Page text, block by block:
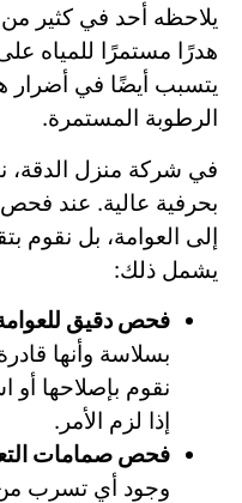
يلاحظه أحد في كثير من
هدرًا مستمرًا للمياه
يتسبب أيضًا في أضرار
الرطوبة المستمرة.
في شركة منزل الدقة،
بحرفية عالية. عند فحص
إلى العوامة، بل نقوم
يشمل ذلك:
فحص دقيق
بسلاسة وأنها
نقوم بإصلاحها أو
إذا لزم الأمر.
فحص صمامات
وجود أي تسرب